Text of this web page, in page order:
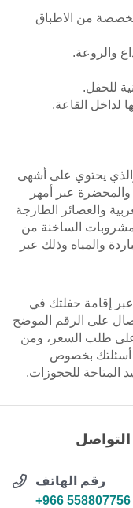
من الاطباق
والروعة.
للحفل.
القاعة.
والذي يحتوي على أشهى
والمحضرة عبر أمهر
والعصائر الطازجة
الساخنة من
والمياه وذلك عبر
إقامة حفلتك في
على الرقم الموضح
على طلب السعر، ومن
أسئلتك بخصوص
المتاحة للحجوزات.
رقم الهاتف
+966 558807756